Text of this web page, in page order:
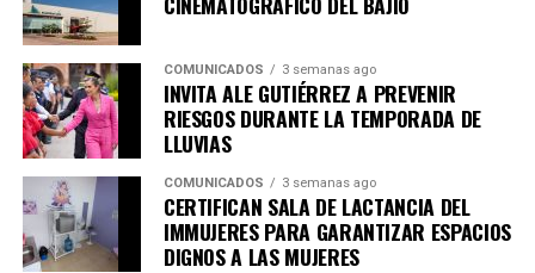
en diálogo con uno de los festivales más importantes de
Para conocer más detalles sobre los espacios expositivos
de CAVI y la programación especial del Cervantino en
León, se invita a seguir las cuentas en redes sociales del
ICL, que son
@culturaleony@cavileonasí como
consultar la página web oficialwww.culturaleon.com
para más detalles sobre eventos culturales en León.
COMUNICADOS 3 semanas ago
INVITA ALE GUTIÉRREZ A PREVENIR
RIESGOS DURANTE LA TEMPORADA DE
LLUVIAS
COMUNICADOS 3 semanas ago
CERTIFICAN SALA DE LACTANCIA DEL
IMMUJERES PARA GARANTIZAR ESPACIOS
DIGNOS A LAS MUJERES